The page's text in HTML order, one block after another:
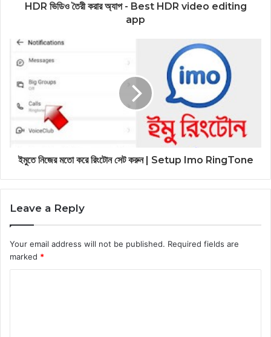
HDR ভিডিও তৈরী করার অ্যাপ - Best HDR video editing
app
ইমুতে নিজের মতো করে রিংটোন সেট করুন | Setup Imo RingTone
Leave a Reply
Your email address will not be published. Required fields are
marked *